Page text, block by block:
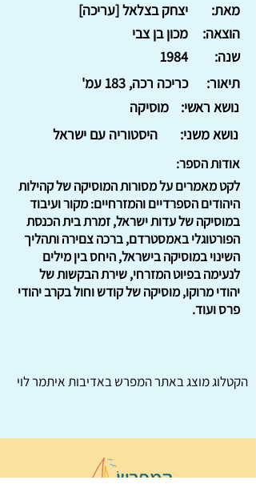
יצחק בצלאל [עריכה]
מאת:
מכון בן צבי
הוצאה:
1984
שנה:
כריכה רכה, 183 עמ'
תיאור:
מוסיקה
נושא ראשי:
היסטוריה עם ישראל
נושא משני:
אודות הספר:
לקט מאמרים על מסורות המוסיקה של קהילות
היהודים הספרדיים והמזרחיים: מקור ועיבוד
במוסיקה של עדות ישראל, זמרת בית הכנסת
הפורטוגלי באמסטרדם, ברכה צםירה ותהליך
השינוי במוסיקה בישראל, היחס בין מילים
לנעימה בפיוט המזרחי, שירת הבקשות של
יהודי מרוקו, מוסיקה של קודש וחול בקרב יהודי
פרס ועוד.
הקטלוג מוצג באתרהמפרשבאדיבות איתמר לוי